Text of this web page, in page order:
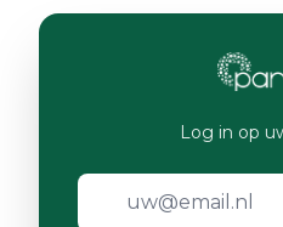
Log in op